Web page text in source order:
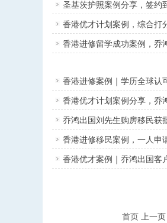
圣基茨护照案例分享，签约
香港优才计划案例，综合打
香港进修留学成功案例，乔
香港进修案例｜学历全球认
香港优才计划案例分享，乔
乔鸿出国刘先生购房移民获
香港进修移民案例，一人申
香港优才案例｜乔鸿出国客
首页 上一页